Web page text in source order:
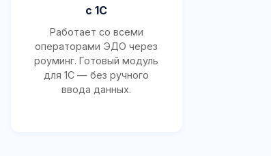
с 1С
Работает со всеми
операторами ЭДО через
роуминг. Готовый модуль
для 1С — без ручного
ввода данных.